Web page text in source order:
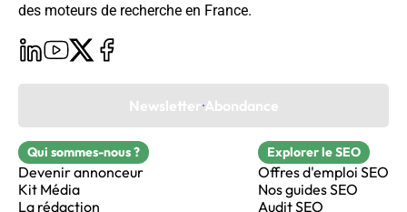
des moteurs de recherche en France.
Newsletter Abondance
Qui sommes-nous ?
Devenir annonceur
Kit Média
La rédaction
Explorer le SEO
Offres d'emploi SEO
Nos guides SEO
Audit SEO